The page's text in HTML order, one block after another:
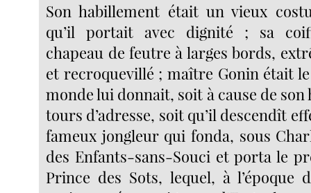
Son habillement était un vieux
qu’il portait avec dignité ; sa
chapeau de feutre à larges bords,
et recroquevillé ; maître Gonin était
monde lui donnait, soit à cause de son
tours d’adresse, soit qu’il descendît
fameux jongleur qui fonda, sous
des Enfants-sans-Souci et porta le
Prince des Sots, lequel, à l’époque